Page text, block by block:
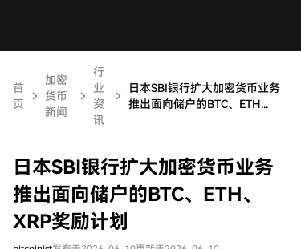
首
页
加密
货币
新闻
行
业
资
讯
日本SBI银行扩大加密货币业务
推出面向储户的BTC、ETH...
日本SBI银行扩大加密货币业务
推出面向储户的BTC、ETH、
XRP奖励计划